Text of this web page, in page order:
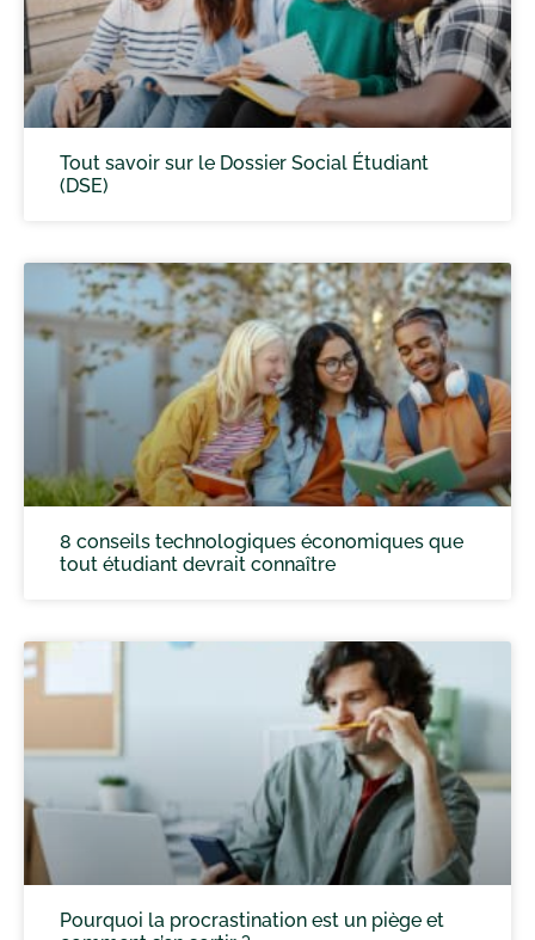
Tout savoir sur le Dossier Social Étudiant
(DSE)
8 conseils technologiques économiques que
tout étudiant devrait connaître
Pourquoi la procrastination est un piège et